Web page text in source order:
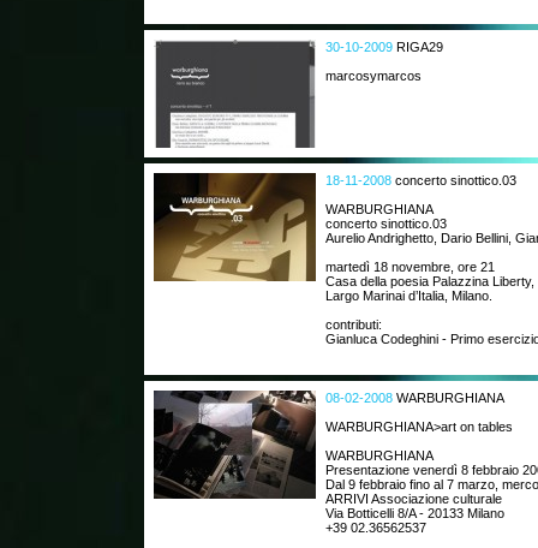
30-10-2009 RIGA29
marcosymarcos
18-11-2008 concerto sinottico.03
WARBURGHIANA
concerto sinottico.03
Aurelio Andrighetto, Dario Bellini,
martedì 18 novembre, ore 21
Casa della poesia Palazzina Liberty,
Largo Marinai d’Italia, Milano.
contributi:
Gianluca Codeghini - Primo
08-02-2008 WARBURGHIANA
WARBURGHIANA>art on tables
WARBURGHIANA
Presentazione venerdì 8 febbraio
Dal 9 febbraio fino al 7 marzo,
ARRIVI Associazione culturale
Via Botticelli 8/A - 20133 Milano
+39 02.36562537